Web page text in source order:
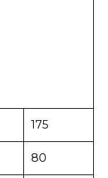
175
80